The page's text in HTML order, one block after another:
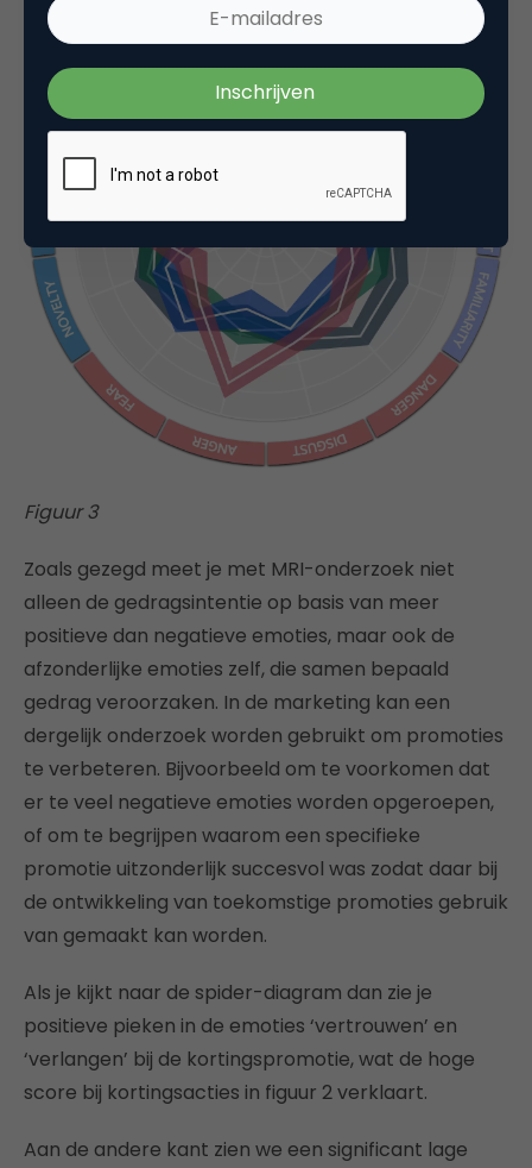
Figuur 3
Zoals gezegd meet je met MRI-onderzoek niet
alleen de gedragsintentie op basis van meer
positieve dan negatieve emoties, maar ook de
afzonderlijke emoties zelf, die samen bepaald
gedrag veroorzaken. In de marketing kan een
dergelijk onderzoek worden gebruikt om promoties
te verbeteren. Bijvoorbeeld om te voorkomen dat
er te veel negatieve emoties worden opgeroepen,
of om te begrijpen waarom een specifieke
promotie uitzonderlijk succesvol was zodat daar bij
de ontwikkeling van toekomstige promoties gebruik
van gemaakt kan worden.
Als je kijkt naar de spider-diagram dan zie je
positieve pieken in de emoties ‘vertrouwen’ en
‘verlangen’ bij de kortingspromotie, wat de hoge
score bij kortingsacties in figuur 2 verklaart.
Aan de andere kant zien we een significant lage